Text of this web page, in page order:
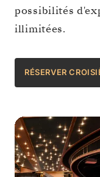
possibilités
illimitées.
RÉSERVER